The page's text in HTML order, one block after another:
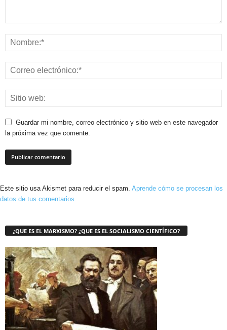
Guardar mi nombre, correo electrónico y sitio web en este navegador
la próxima vez que comente.
Este sitio usa Akismet para reducir el spam. Aprende cómo se procesan los
datos de tus comentarios.
¿QUE ES EL MARXISMO? ¿QUE ES EL SOCIALISMO CIENTÍFICO?